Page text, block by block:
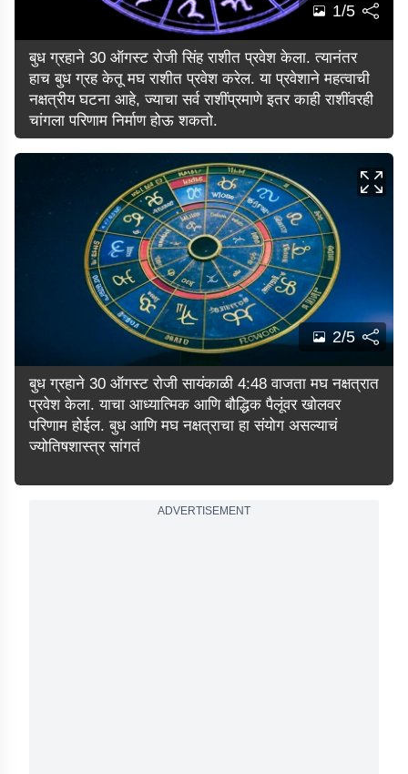
1/5
बुध ग्रहाने 30 ऑगस्ट रोजी सिंह राशीत प्रवेश केला. त्यानंतर
हाच बुध ग्रह केतू मघ राशीत प्रवेश करेल. या प्रवेशाने महत्वाची
नक्षत्रीय घटना आहे, ज्याचा सर्व राशींप्रमाणे इतर काही राशींवरही
चांगला परिणाम निर्माण होऊ शकतो.
2/5
बुध ग्रहाने 30 ऑगस्ट रोजी सायंकाळी 4:48 वाजता मघ नक्षत्रात
प्रवेश केला. याचा आध्यात्मिक आणि बौद्धिक पैलूंवर खोलवर
परिणाम होईल. बुध आणि मघ नक्षत्राचा हा संयोग असल्याचं
ज्योतिषशास्त्र सांगतं
ADVERTISEMENT